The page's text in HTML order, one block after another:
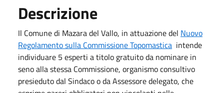
Descrizione
Il Comune di Mazara del Vallo, in attuazione del Nuovo
Regolamento sulla Commissione Topomastica intende
individuare 5 esperti a titolo gratuito da nominare in
seno alla stessa Commissione, organismo consultivo
presieduto dal Sindaco o da Assessore delegato, che